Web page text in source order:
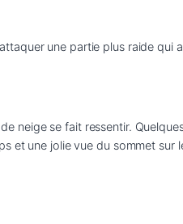
une partie plus raide qui
neige se fait ressentir.
et une jolie vue du sommet sur